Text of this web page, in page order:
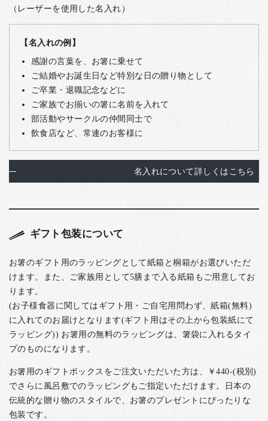
（レーザーを使用した名入れ）
【名入れの例】
感謝の言葉を、お箸に乗せて
ご結婚やお誕生日など特別な日の贈り物として
ご卒業・退職記念などに
ご家族でお揃いの箸に名前を入れて
部活動やサークルの仲間同士で
飲食店など、常連のお客様に
名入れについて詳しくはこちら
ギフト包装について
お箸のギフト用のラッピングとして紙箱と桐箱がお選びいただ
けます。また、ご家族用として5膳まで入る紙箱もご用意してお
ります。
(お子様食器に関してはギフト用・ご自宅用問わず、紙箱(無料)
に入れてのお届けとなります(ギフト用はその上から包装紙にて
ラッピング)) お箸用の無料のラッピングは、箸袋に入れるタイ
プのものになります。
お箸用のギフトボックスをご注文いただいた方は、￥440-(税別)
でさらに風呂敷でのラッピングもご指定いただけます。日本の
伝統的な贈り物のスタイルで、お箸のプレゼントにぴったりな
包装です。